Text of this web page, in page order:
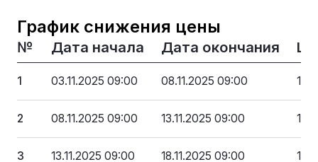
График снижения цены
№ Дата начала Дата окончания
1 03.11.2025 09:00 08.11.2025 09:00 125
2 08.11.2025 09:00 13.11.2025 09:00 118
3 13.11.2025 09:00 18.11.2025 09:00 112